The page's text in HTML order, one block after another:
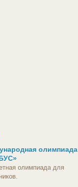
олимпиада
олимпиада для